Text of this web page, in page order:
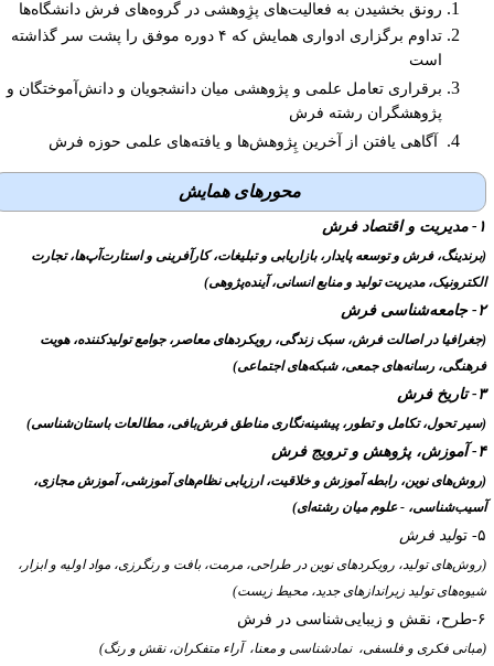
رونق بخشیدن به فعالیت‌های پژِوهشی در گروه‌های فرش دانشگاه‌ها
تداوم برگزاری ادواری همایش که ۴ دوره موفق را پشت سر گذاشته
است
برقراری تعامل علمی و پژوهشی میان دانشجویان و دانش‌آموختگان و
پژوهشگران رشته فرش
آگاهی یافتن از آخرین پِژوهش‌ها و یافته‌های علمی حوزه فرش
محورهای همایش
مدیریت و اقتصاد فرش
فرش و توسعه پایدار، بازاریابی و تبلیغات، کارآفرینی و استارت‌آپ‌ها، تجارت
مدیریت تولید و منابع انسانی، آینده‌پژوهی)
در اصالت فرش، سبک زندگی، رویکردهای معاصر، جوامع تولیدکننده، هویت
رسانه‌های جمعی، شبکه‌های اجتماعی)
تحول، تکامل و تطور، پیشینه‌نگاری مناطق فرش‌بافی، مطالعات باستان‌شناسی)
نوین، رابطه آموزش و خلاقیت، ارزیابی نظام‌های آموزشی، آموزش مجازی،
- علوم میان رشته‌ای)
تو لید فرش
روش‌های تولید، رویکردهای نوین در طراحی، مرمت، بافت و رنگرزی، مواد اولیه و ابزار،
تولید زیراندازهای جدید، محیط زیست)
طرح، نقش و زیبایی‌شناسی در فرش
مبانی فکری و فلسفی، نمادشناسی و معنا، آراء متفکران، نقش و رنگ)